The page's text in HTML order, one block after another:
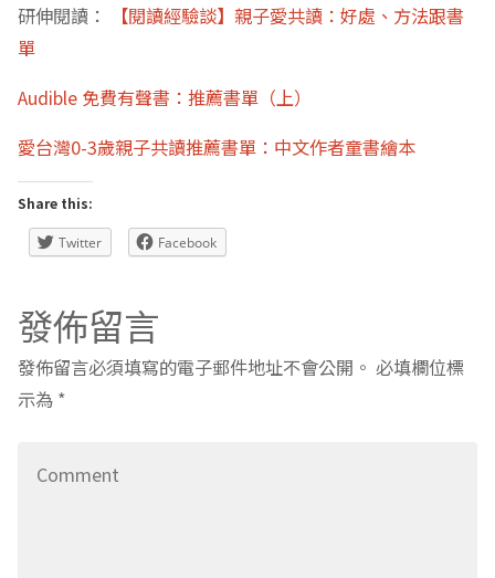
研伸閱讀：
【閱讀經驗談】親子愛共讀：好處、方法跟書
單
Audible 免費有聲書：推薦書單（上）
愛台灣0-3歲親子共讀推薦書單：中文作者童書繪本
Share this:
Twitter Facebook
發佈留言
發佈留言必須填寫的電子郵件地址不會公開。 必填欄位標
示為 *